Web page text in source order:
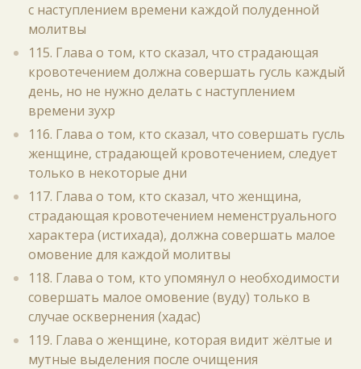
с наступлением времени каждой полуденной
молитвы
115. Глава о том, кто сказал, что страдающая
кровотечением должна совершать гусль каждый
день, но не нужно делать с наступлением
времени зухр
116. Глава о том, кто сказал, что совершать гусль
женщине, страдающей кровотечением, следует
только в некоторые дни
117. Глава о том, кто сказал, что женщина,
страдающая кровотечением неменструального
характера (истихада), должна совершать малое
омовение для каждой молитвы
118. Глава о том, кто упомянул о необходимости
совершать малое омовение (вуду) только в
случае осквернения (хадас)
119. Глава о женщине, которая видит жёлтые и
мутные выделения после очищения